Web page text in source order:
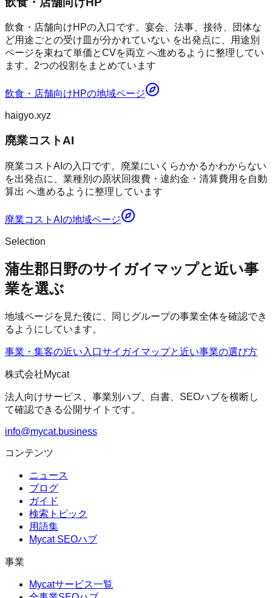
飲食・店舗向けHPの入口です。宴会、法事、接待、団体な
ど用途ごとの受け皿が分かれていない を出発点に、用途別
ページを束ねて単価とCVを両立 へ進めるように整理してい
ます。2つの役割をまとめています
飲食・店舗向けHPの地域ページ
haigyo.xyz
廃業コストAI
廃業コストAIの入口です。廃業にいくらかかるかわからない
を出発点に、業種別の原状回復費・違約金・清算費用を自動
算出 へ進めるように整理しています
廃業コストAI の地域ページ
Selection
蒲生郡日野のサイガイマップと近い事
業を選ぶ
地域ページを見た後に、同じグループの事業全体を確認でき
るようにしています。
事業・集客の近い入口サイガイマップと近い事業の選び方
株式会社Mycat
法人向けサービス、事業別ハブ、白書、SEOハブを横断し
て確認できる公開サイトです。
info@mycat.business
コンテンツ
ニュース
ブログ
ガイド
検索トピック
用語集
Mycat SEOハブ
事業
Mycatサービス一覧